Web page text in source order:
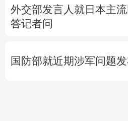
外交部发言人就日本主
答记者问
国防部就近期涉军问题